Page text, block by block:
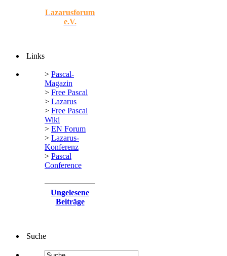
Lazarusforum
e.V.
Links
> Pascal-
Magazin
> Free Pascal
> Lazarus
> Free Pascal
Wiki
> EN Forum
> Lazarus-
Konferenz
> Pascal
Conference
Ungelesene
Beiträge
Suche